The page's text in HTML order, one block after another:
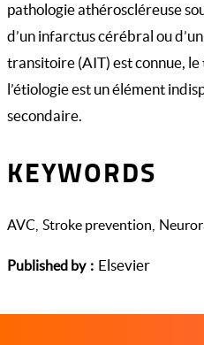
pathologie athéroscléreuse
d’un infarctus cérébral ou
transitoire (AIT) est connue,
l’étiologie est un élément
secondaire.
KEYWORDS
AVC Stroke prevention
Published by Elsevier